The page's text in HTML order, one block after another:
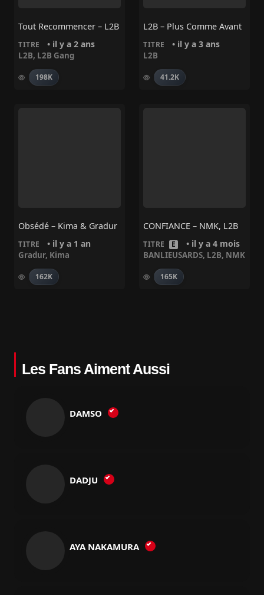
Tout Recommencer – L2B
TITRE • il y a 2 ans
L2B, L2B Gang
198K
L2B – Plus Comme Avant
TITRE • il y a 3 ans
L2B
41.2K
Obsédé – Kima & Gradur
TITRE • il y a 1 an
Gradur, Kima
162K
CONFIANCE – NMK, L2B
TITRE E • il y a 4 mois
BANLIEUSARDS, L2B, NMK
165K
Les Fans Aiment Aussi
DAMSO
DADJU
AYA NAKAMURA